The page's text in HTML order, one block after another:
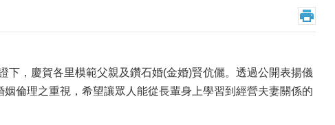
，慶賀各里模範父親及鑽石婚(金婚)賢伉儷。透過公開表揚儀
倫理之重視，希望讓眾人能從長輩身上學習到經營夫妻關係的